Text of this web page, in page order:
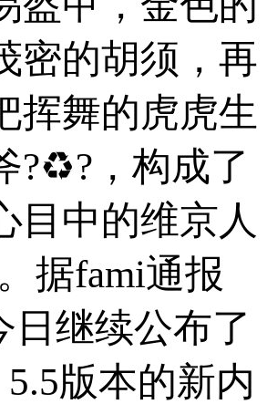
密的胡须，再
挥舞的虎虎生
?♻?，构成了
目中的维京人
据fami通报
日继续公布了
5.5版本的新内